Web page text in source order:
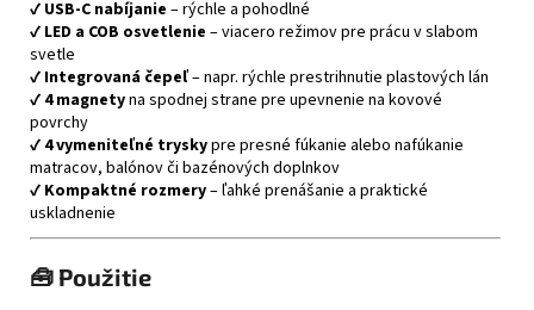
✔ USB‑C nabíjanie – rýchle a pohodlné
✔ LED a COB osvetlenie – viacero režimov pre prácu v slabom
svetle
✔ Integrovaná čepeľ– napr. rýchle prestrihnutie plastových lán
✔ 4 magnetyna spodnej strane pre upevnenie na kovové
povrchy
✔ 4 vymeniteľné tryskypre presné fúkanie alebo nafúkanie
matracov, balónov či bazénových doplnkov
✔ Kompaktné rozmery– ľahké prenášanie a praktické
uskladnenie
🧰 Použitie